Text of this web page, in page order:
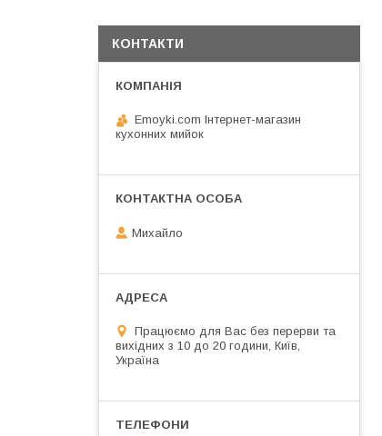
КОНТАКТИ
Emoyki.com Інтернет-магазин
кухонних мийок
Михайло
Працюємо для Вас без перерви та
вихідних з 10 до 20 години, Київ,
Україна